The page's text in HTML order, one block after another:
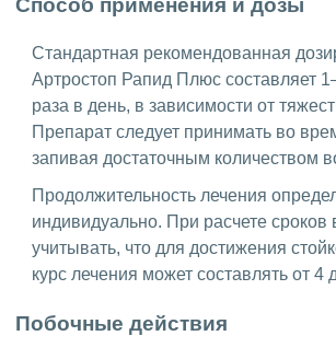
Способ применения и дозы
Стандартная рекомендованная
Артростоп Рапид Плюс составляет
раза в день, в зависимости от
Препарат следует принимать во
запивая достаточным количеством
Продолжительность лечения
индивидуально. При расчете сроков
учитывать, что для достижения
курс лечения может составлять от 4
Побочные действия